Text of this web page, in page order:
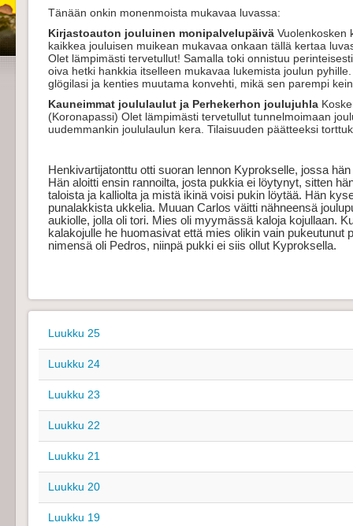
Tänään onkin monenmoista mukavaa luvassa:
Kirjastoauton jouluinen monipalvelupäivä Vuolenkosken
kaikkea jouluisen muikean mukavaa onkaan tällä kertaa
Olet lämpimästi tervetullut! Samalla toki onnistuu
oiva hetki hankkia itselleen mukavaa lukemista joulun
glögilasi ja kenties muutama konvehti, mikä sen parempi
Kauneimmat joululaulut ja Perhekerhon joulujuhla
(Koronapassi) Olet lämpimästi tervetullut tunnelmoimaan
uudemmankin joululaulun kera. Tilaisuuden päätteeksi
Henkivartijatonttu otti suoran lennon Kyprokselle, jossa
Hän aloitti ensin rannoilta, josta pukkia ei löytynyt, sitten
taloista ja kalliolta ja mistä ikinä voisi pukin löytää. Hän
punalakkista ukkelia. Muuan Carlos väitti nähneensä
aukiolle, jolla oli tori. Mies oli myymässä kaloja kojullaan.
kalakojulle he huomasivat että mies olikin vain pukeutunut
nimensä oli Pedros, niinpä pukki ei siis ollut Kyproksella.
Luukku 25
Luukku 24
Luukku 23
Luukku 22
Luukku 21
Luukku 20
Luukku 19